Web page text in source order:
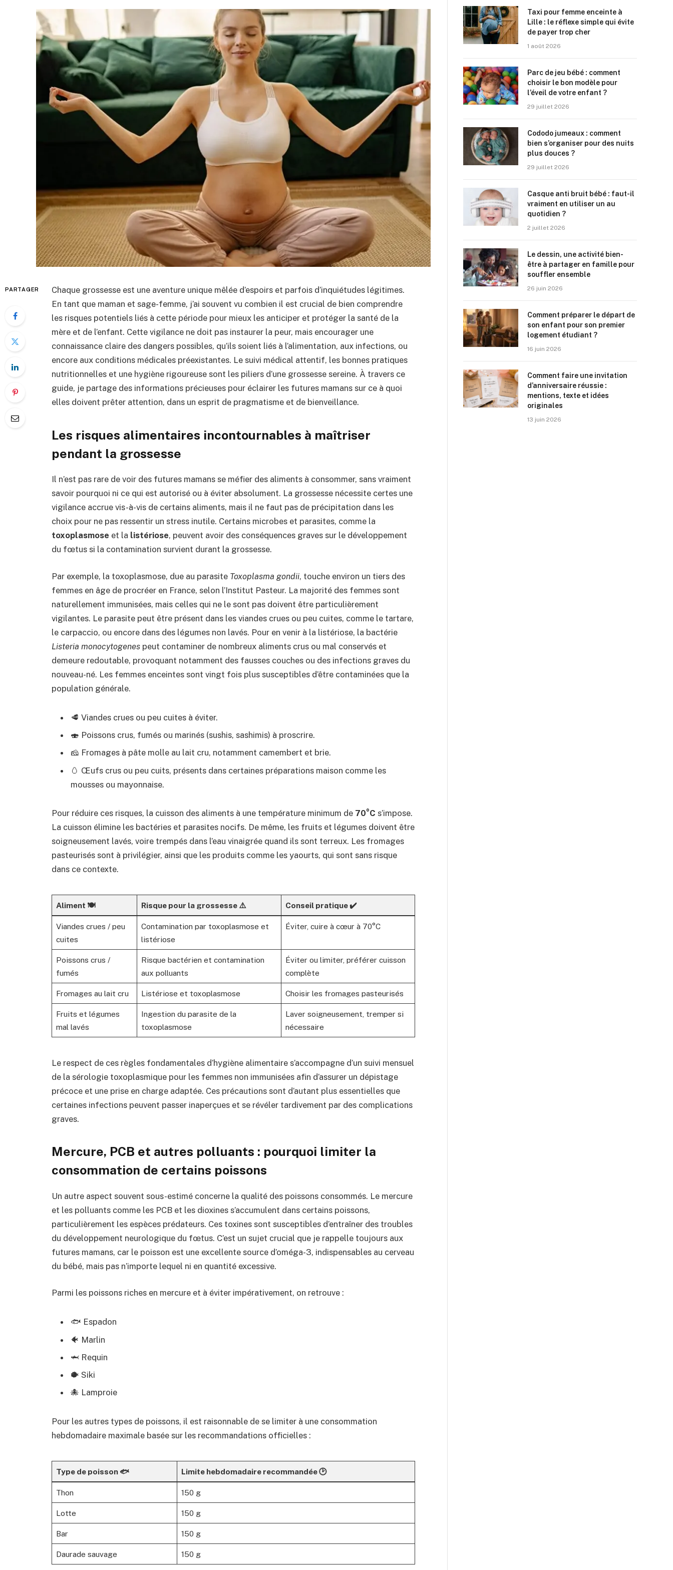
PARTAGER
Chaque grossesse est une aventure unique mêlée d’espoirs et parfois d’inquiétudes légitimes.
En tant que maman et sage-femme, j’ai souvent vu combien il est crucial de bien comprendre
les risques potentiels liés à cette période pour mieux les anticiper et protéger la santé de la
mère et de l’enfant. Cette vigilance ne doit pas instaurer la peur, mais encourager une
connaissance claire des dangers possibles, qu’ils soient liés à l’alimentation, aux infections, ou
encore aux conditions médicales préexistantes. Le suivi médical attentif, les bonnes pratiques
nutritionnelles et une hygiène rigoureuse sont les piliers d’une grossesse sereine. À travers ce
guide, je partage des informations précieuses pour éclairer les futures mamans sur ce à quoi
elles doivent prêter attention, dans un esprit de pragmatisme et de bienveillance.
Les risques alimentaires incontournables à maîtriser
pendant la grossesse
Il n’est pas rare de voir des futures mamans se méfier des aliments à consommer, sans vraiment
savoir pourquoi ni ce qui est autorisé ou à éviter absolument. La grossesse nécessite certes une
vigilance accrue vis-à-vis de certains aliments, mais il ne faut pas de précipitation dans les
choix pour ne pas ressentir un stress inutile. Certains microbes et parasites, comme la
toxoplasmose et la listériose, peuvent avoir des conséquences graves sur le développement
du fœtus si la contamination survient durant la grossesse.
Par exemple, la toxoplasmose, due au parasite Toxoplasma gondii, touche environ un tiers des
femmes en âge de procréer en France, selon l’Institut Pasteur. La majorité des femmes sont
naturellement immunisées, mais celles qui ne le sont pas doivent être particulièrement
vigilantes. Le parasite peut être présent dans les viandes crues ou peu cuites, comme le tartare,
le carpaccio, ou encore dans des légumes non lavés. Pour en venir à la listériose, la bactérie
Listeria monocytogenes peut contaminer de nombreux aliments crus ou mal conservés et
demeure redoutable, provoquant notamment des fausses couches ou des infections graves du
nouveau-né. Les femmes enceintes sont vingt fois plus susceptibles d’être contaminées que la
population générale.
🥩 Viandes crues ou peu cuites à éviter.
🍣 Poissons crus, fumés ou marinés (sushis, sashimis) à proscrire.
🧀 Fromages à pâte molle au lait cru, notamment camembert et brie.
🥚 Œufs crus ou peu cuits, présents dans certaines préparations maison comme les
mousses ou mayonnaise.
Pour réduire ces risques, la cuisson des aliments à une température minimum de 70°C s’impose.
La cuisson élimine les bactéries et parasites nocifs. De même, les fruits et légumes doivent être
soigneusement lavés, voire trempés dans l’eau vinaigrée quand ils sont terreux. Les fromages
pasteurisés sont à privilégier, ainsi que les produits comme les yaourts, qui sont sans risque
dans ce contexte.
Aliment 🍽️ Risque pour la grossesse ⚠️ Conseil pratique ✔️
Viandes crues / peu
cuites
Contamination par toxoplasmose et
listériose
Éviter, cuire à cœur à 70°C
Poissons crus /
fumés
Risque bactérien et contamination
aux polluants
Éviter ou limiter, préférer cuisson
complète
Fromages au lait cru Listériose et toxoplasmose Choisir les fromages pasteurisés
Fruits et légumes
mal lavés
Ingestion du parasite de la
toxoplasmose
Laver soigneusement, tremper si
nécessaire
Le respect de ces règles fondamentales d’hygiène alimentaire s’accompagne d’un suivi mensuel
de la sérologie toxoplasmique pour les femmes non immunisées afin d’assurer un dépistage
précoce et une prise en charge adaptée. Ces précautions sont d’autant plus essentielles que
certaines infections peuvent passer inaperçues et se révéler tardivement par des complications
graves.
Mercure, PCB et autres polluants : pourquoi limiter la
consommation de certains poissons
Un autre aspect souvent sous-estimé concerne la qualité des poissons consommés. Le mercure
et les polluants comme les PCB et les dioxines s’accumulent dans certains poissons,
particulièrement les espèces prédateurs. Ces toxines sont susceptibles d’entraîner des troubles
du développement neurologique du fœtus. C’est un sujet crucial que je rappelle toujours aux
futures mamans, car le poisson est une excellente source d’oméga-3, indispensables au cerveau
du bébé, mais pas n’importe lequel ni en quantité excessive.
Parmi les poissons riches en mercure et à éviter impérativement, on retrouve :
🐟 Espadon
🐠 Marlin
🦈 Requin
🐡 Siki
🐙 Lamproie
Pour les autres types de poissons, il est raisonnable de se limiter à une consommation
hebdomadaire maximale basée sur les recommandations officielles :
Type de poisson 🐟 Limite hebdomadaire recommandée 🕑
Thon 150 g
Lotte 150 g
Bar 150 g
Daurade sauvage 150 g
Taxi pour femme enceinte à
Lille : le réflexe simple qui évite
de payer trop cher
1 août 2026
Parc de jeu bébé : comment
choisir le bon modèle pour
l’éveil de votre enfant ?
29 juillet 2026
Cododo jumeaux : comment
bien s’organiser pour des nuits
plus douces ?
29 juillet 2026
Casque anti bruit bébé : faut-il
vraiment en utiliser un au
quotidien ?
2 juillet 2026
Le dessin, une activité bien-
être à partager en famille pour
souffler ensemble
26 juin 2026
Comment préparer le départ de
son enfant pour son premier
logement étudiant ?
16 juin 2026
Comment faire une invitation
d’anniversaire réussie :
mentions, texte et idées
originales
13 juin 2026